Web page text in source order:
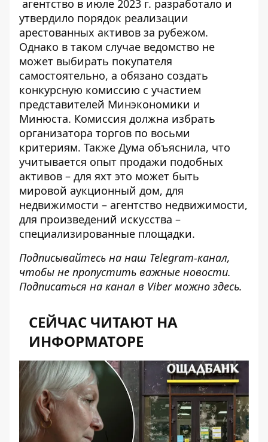
агентство в июле 2023 г. разработало и
утвердило порядок реализации
арестованных активов за рубежом.
Однако в таком случае ведомство не
может выбирать покупателя
самостоятельно, а обязано создать
конкурсную комиссию с участием
представителей Минэкономики и
Минюста. Комиссия должна избрать
организатора торгов по восьми
критериям. Также Дума объяснила, что
учитывается опыт продажи подобных
активов – для яхт это может быть
мировой аукционный дом, для
недвижимости – агентство недвижимости,
для произведений искусства –
специализированные площадки.
Подписывайтесь на наш Telegram-канал,
чтобы не пропустить важные новости.
Подписаться на канал в Viber можно здесь.
СЕЙЧАС ЧИТАЮТ НА
ИНФОРМАТОРЕ